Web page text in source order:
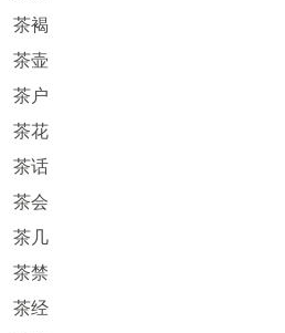
茶褐
茶壶
茶户
茶花
茶话
茶会
茶几
茶禁
茶经